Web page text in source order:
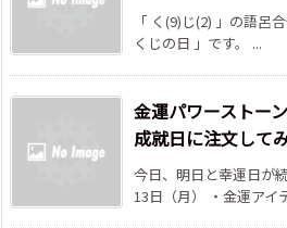
「 く(9)じ(2) 」の語呂
くじの日 」です。 ...
金運パワーストー
成就日に注文して
今日、明日と幸運日が
13日（月） ・金運アイ